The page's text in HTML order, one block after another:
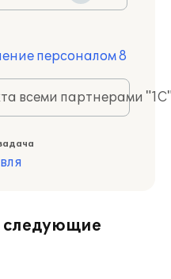
персоналом 8
всеми партнерами
следующие